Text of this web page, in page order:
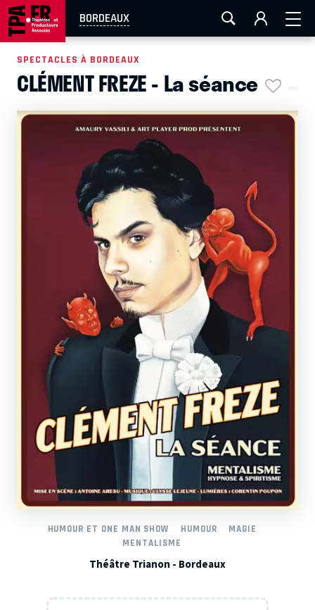
BORDEAUX
AIX-MARSEILLE AURAY LA ROCHELLE
EN TOURNÉE
SPECTACLES À BORDEAUX
CLÉMENT FREZE - La séance
HUMOUR ET ONE MAN SHOW HUMOUR
MAGIE
MENTALISME
Théâtre Trianon - Bordeaux